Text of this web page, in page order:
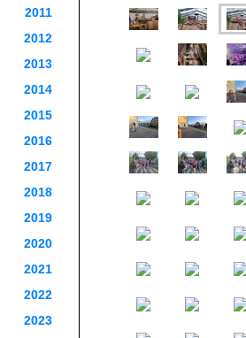
2011
2012
2013
2014
2015
2016
2017
2018
2019
2020
2021
2022
2023